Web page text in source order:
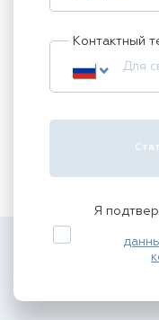
Контактный
Я